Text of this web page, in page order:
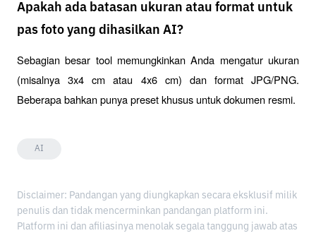
Apakah ada batasan ukuran atau format untuk
pas foto yang dihasilkan AI?
Sebagian besar tool memungkinkan Anda mengatur ukuran
(misalnya 3x4 cm atau 4x6 cm) dan format JPG/PNG.
Beberapa bahkan punya preset khusus untuk dokumen resmi.
AI
Disclaimer: Pandangan yang diungkapkan secara eksklusif milik
penulis dan tidak mencerminkan pandangan platform ini.
Platform ini dan afiliasinya menolak segala tanggung jawab atas